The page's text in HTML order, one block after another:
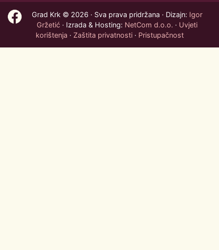
Grad Krk © 2026 · Sva prava pridržana · Dizajn: Igor
Gržetić· Izrada & Hosting: NetCom d.o.o. · Uvjeti
korištenja · Zaštita privatnosti· Pristupačnost